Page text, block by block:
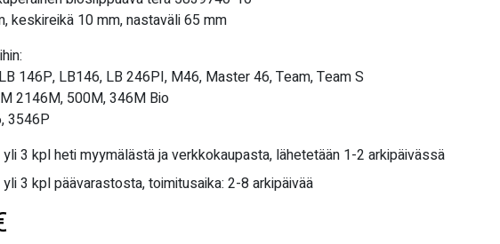
keskireikä 10 mm, nastaväli 65 mm
146P, LB146, LB 246PI, M46, Master 46, Team, Team S
2146M, 500M, 346M Bio
3546P
yli 3 kpl heti myymälästä ja verkkokaupasta, lähetetään 1-2 arkipäivässä
yli 3 kpl päävarastosta, toimitusaika: 2-8 arkipäivää